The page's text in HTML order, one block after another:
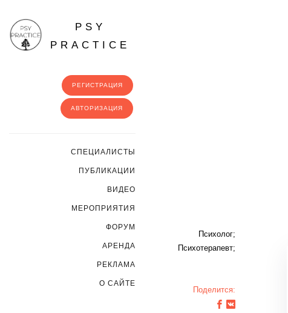
PSY
PRACTICE
РЕГИСТРАЦИЯ
АВТОРИЗАЦИЯ
CПЕЦИАЛИСТЫ
ПУБЛИКАЦИИ
ВИДЕО
МЕРОПРИЯТИЯ
ФОРУМ
АРЕНДА
РЕКЛАМА
О САЙТЕ
Психолог;
Психотерапевт;
Поделится: